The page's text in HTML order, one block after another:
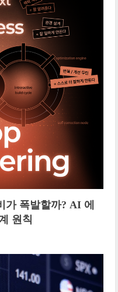
가 폭발할까? AI 에
원칙